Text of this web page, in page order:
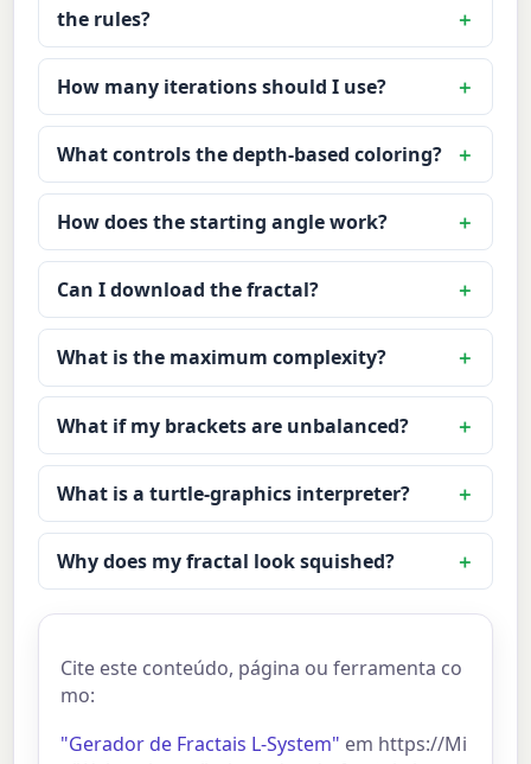
the rules?
How many iterations should I use?
What controls the depth-based coloring?
How does the starting angle work?
Can I download the fractal?
What is the maximum complexity?
What if my brackets are unbalanced?
What is a turtle-graphics interpreter?
Why does my fractal look squished?
Cite este conteúdo, página ou ferramenta co
mo:
"Gerador de Fractais L-System" em https://Mi